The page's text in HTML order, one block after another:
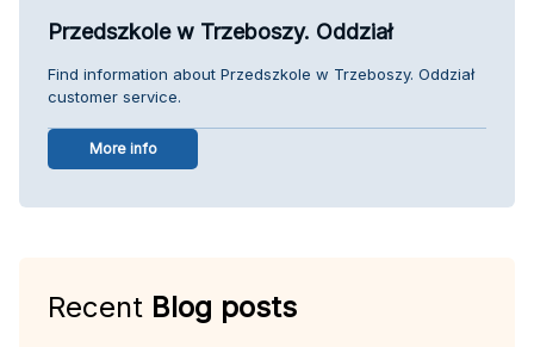
Przedszkole w Trzeboszy. Oddział
Find information about Przedszkole w Trzeboszy. Oddział
customer service.
More info
Recent Blog posts